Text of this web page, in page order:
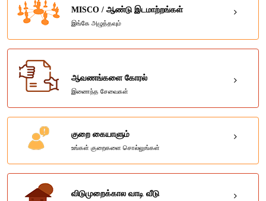
MISCO / ஆண்டு இடமாற்றங்கள்
இங்கே அழுத்தவும்
ஆவணங்களை கோரல்
இணைந்த சேவைகள்
குறை கையாளும்
உங்கள் குறைகளை சொல்லுங்கள்
விடுமுறைக்கால வாடி வீடு